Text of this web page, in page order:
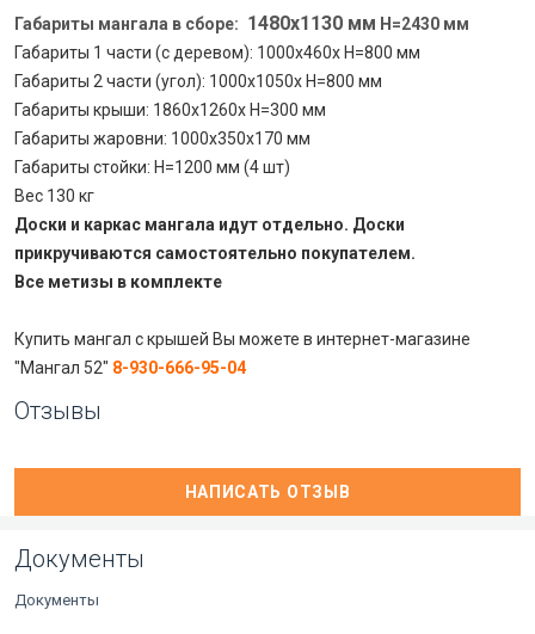
Габариты мангала в сборе: 1480х1130 мм Н=2430 мм
Габариты 1 части (с деревом): 1000х460х Н=800 мм
Габариты 2 части (угол): 1000х1050х Н=800 мм
Габариты крыши: 1860х1260х Н=300 мм
Габариты жаровни: 1000х350х170 мм
Габариты стойки: Н=1200 мм (4 шт)
Вес 130 кг
Доски и каркас мангала идут отдельно. Доски
прикручиваются самостоятельно покупателем.
Все метизы в комплекте
Купить мангал с крышей Вы можете в интернет-магазине
"Мангал 52" 8-930-666-95-04
Отзывы
НАПИСАТЬ ОТЗЫВ
Документы
Документы